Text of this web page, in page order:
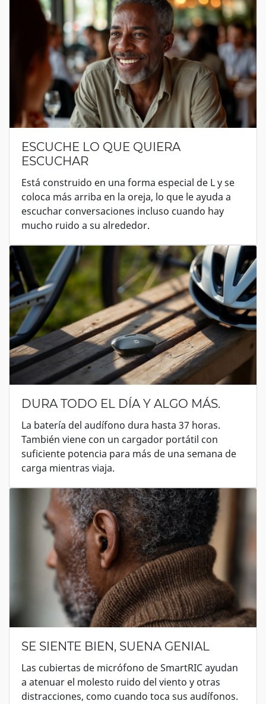
ESCUCHE LO QUE QUIERA
ESCUCHAR
Está construido en una forma especial de L y se
coloca más arriba en la oreja, lo que le ayuda a
escuchar conversaciones incluso cuando hay
mucho ruido a su alrededor.
DURA TODO EL DÍA Y ALGO MÁS.
La batería del audífono dura hasta 37 horas.
También viene con un cargador portátil con
suficiente potencia para más de una semana de
carga mientras viaja.
SE SIENTE BIEN, SUENA GENIAL
Las cubiertas de micrófono de SmartRIC ayudan
a atenuar el molesto ruido del viento y otras
distracciones, como cuando toca sus audífonos.